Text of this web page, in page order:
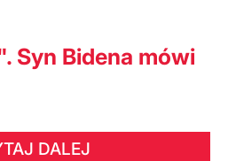
Syn Bidena mówi
DALEJ